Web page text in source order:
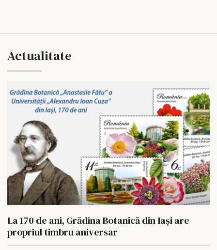
Actualitate
La 170 de ani, Grădina Botanică din Iași are
propriul timbru aniversar